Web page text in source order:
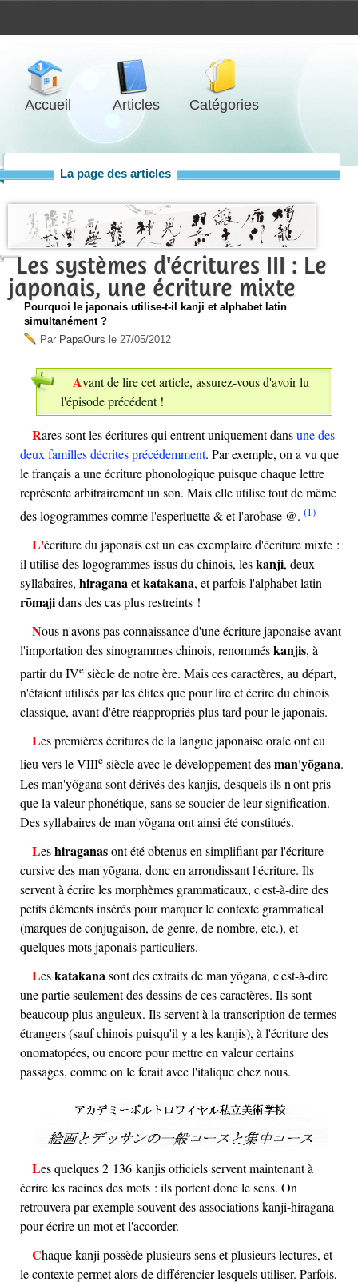
Accueil Articles Catégories
La page des articles
Les systèmes d'écritures III : Le
japonais, une écriture mixte
Pourquoi le japonais utilise-t-il kanji et alphabet latin
simultanément ?
Par PapaOurs le 27/05/2012
Avant de lire cet article, assurez-vous d'avoir lu
l'épisode précédent !
Rares sont les écritures qui entrent uniquement dansune des
deux familles décrites précédemment. Par exemple, on a vu que
le français a une écriture phonologique puisque chaque lettre
représente arbitrairement un son. Mais elle utilise tout de même
des logogrammes comme l'esperluette & et l'arobase @. (1)
L'écriture du japonais est un cas exemplaire d'écriture mixte :
il utilise des logogrammes issus du chinois, leskanji, deux
syllabaires, hiraganaetkatakana, et parfois l'alphabet latin
rōmajidans des cas plus restreints !
Nous n'avons pas connaissance d'une écriture japonaise avant
l'importation des sinogrammes chinois, renomméskanjis, à
partir duIVe siècle de notre ère. Mais ces caractères, au départ,
n'étaient utilisés par les élites que pour lire et écrire du chinois
classique, avant d'être réappropriés plus tard pour le japonais.
Les premières écritures de la langue japonaise orale ont eu
lieu vers leVIIIe siècle avec le développement desman'yõgana.
Les man'yõgana sont dérivés des kanjis, desquels ils n'ont pris
que la valeur phonétique, sans se soucier de leur signification.
Des syllabaires de man'yõgana ont ainsi été constitués.
Leshiraganasont été obtenus en simplifiant par l'écriture
cursive des man'yõgana, donc en arrondissant l'écriture. Ils
servent à écrire les morphèmes grammaticaux, c'est-à-dire des
petits éléments insérés pour marquer le contexte grammatical
(marques de conjugaison, de genre, de nombre, etc.), et
quelques mots japonais particuliers.
Leskatakanasont des extraits de man'yõgana, c'est-à-dire
une partie seulement des dessins de ces caractères. Ils sont
beaucoup plus anguleux. Ils servent à la transcription de termes
étrangers (sauf chinois puisqu'il y a les kanjis), à l'écriture des
onomatopées, ou encore pour mettre en valeur certains
passages, comme on le ferait avec l'italique chez nous.
Les quelques 2 136 kanjis officiels servent maintenant à
écrire les racines des mots : ils portent donc le sens. On
retrouvera par exemple souvent des associations kanji-hiragana
pour écrire un mot et l'accorder.
Chaque kanji possède plusieurs sens et plusieurs lectures, et
le contexte permet alors de différencier lesquels utiliser. Parfois,